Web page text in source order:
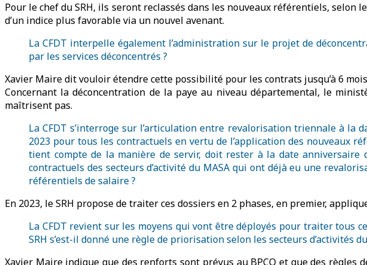
Pour le chef du SRH, ils seront reclassés dans les nouveaux référentiels,
d’un indice plus favorable via un nouvel avenant.
La CFDT interpelle également l’administration sur le projet de
par les services déconcentrés ?
Xavier Maire dit vouloir étendre cette possibilité pour les contrats jusqu’à 6
Concernant la déconcentration de la paye au niveau départemental, le
maîtrisent pas.
La CFDT s’interroge sur l’articulation entre revalorisation triennale à
2023 pour tous les contractuels en vertu de l’application des nouveaux
tient compte de la manière de servir, doit rester à la date
contractuels des secteurs d’activité du MASA qui ont déjà eu une
référentiels de salaire ?
En 2023, le SRH propose de traiter ces dossiers en 2 phases, en premier,
La CFDT revient sur les moyens qui vont être déployés pour traiter tous
SRH s’est-il donné une règle de priorisation selon les secteurs d’activités
Xavier Maire indique que des renforts sont prévus au BPCO et que des